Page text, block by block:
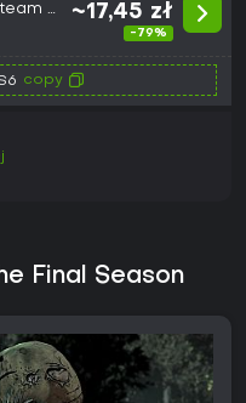
-
~17,45 zł
-79%
copy
Final Season